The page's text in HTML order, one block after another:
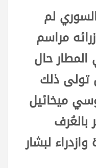
لم
مراسم
حال
ذلك
ميخائيل
بالعُرف
لبشار